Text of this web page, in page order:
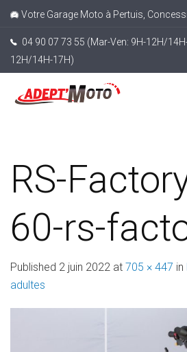
Votre Garage Moto à Pertuis,
04 90 07 73 55 (Mar-Ven: 9H-12H/
12H/14H-17H)
RS-
60-rs-
Published 2 juin 2022 at 705 × 447 in
adultes